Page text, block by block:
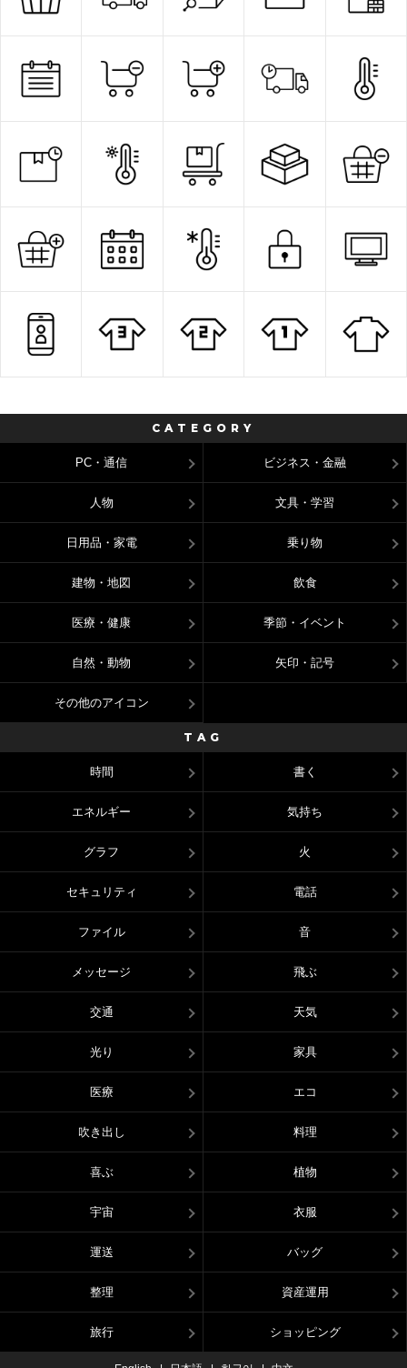
CATEGORY
PC・通信 ビジネス・金融
人物 文具・学習
日用品・家電 乗り物
建物・地図 飲食
医療・健康 季節・イベント
自然・動物 矢印・記号
その他のアイコン
TAG
時間 書く
エネルギー 気持ち
グラフ 火
セキュリティ 電話
ファイル 音
メッセージ 飛ぶ
交通 天気
光り 家具
医療 エコ
吹き出し 料理
喜ぶ 植物
宇宙 衣服
運送 バッグ
整理 資産運用
旅行 ショッピング